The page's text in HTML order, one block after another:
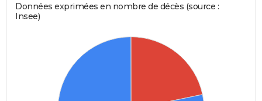
Données exprimées en nombre de décès (source :
Insee)